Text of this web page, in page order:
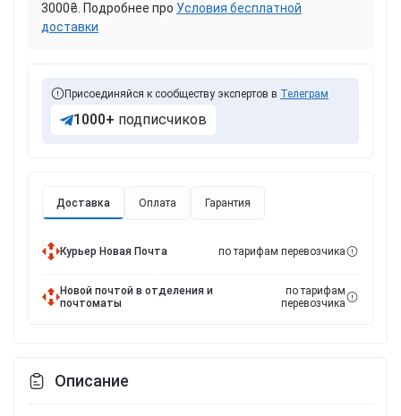
Доставка Оплата Гарантия
Курьер Новая Почта по тарифам перевозчика
Новой почтой в отделения и
почтоматы
по тарифам
перевозчика
3000₴. Подробнее про Условия бесплатной
доставки
Присоединяйся к сообществу экспертов в Телеграм
1000+ подписчиков
Описание